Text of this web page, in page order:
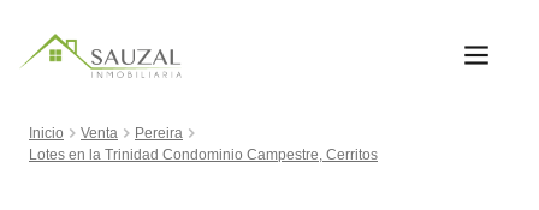
Inicio Venta
Pereira
Lotes en la Trinidad Condominio Campestre, Cerritos